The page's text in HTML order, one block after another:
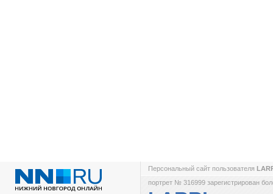
Персональный сайт пользователя
портрет № 316999 зарегистрирован